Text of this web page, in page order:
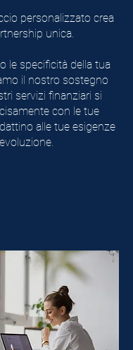
personalizzato crea
unica.
le specificità della tua
il nostro sostegno
servizi finanziari si
con le tue
alle tue esigenze